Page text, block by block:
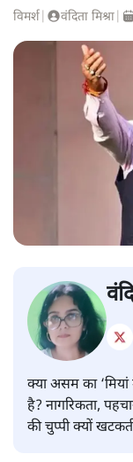
विमर्श वंदिता मिश्रा
क्या असम का ‘मियां
है? नागरिकता,
की चुप्पी क्यों